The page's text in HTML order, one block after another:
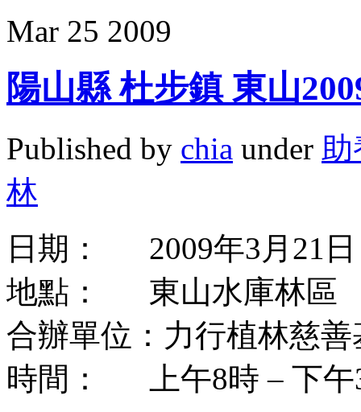
Mar 25 2009
陽山縣 杜步鎮 東山
Published by chia under 助
林
日期： 2009年3月21日
地點： 東山水庫林區
合辦單位：力行植林慈
時間： 上午8時 – 下午